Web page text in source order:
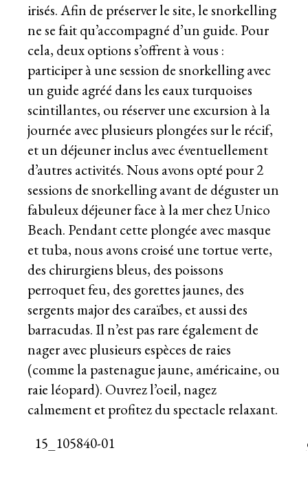
irisés. Afin de préserver le site, le snorkelling
ne se fait qu’accompagné d’un guide. Pour
cela, deux options s’offrent à vous :
participer à une session de snorkelling avec
un guide agréé dans les eaux turquoises
scintillantes, ou réserver une excursion à la
journée avec plusieurs plongées sur le récif,
et un déjeuner inclus avec éventuellement
d’autres activités. Nous avons opté pour 2
sessions de snorkelling avant de déguster un
fabuleux déjeuner face à la mer chez Unico
Beach. Pendant cette plongée avec masque
et tuba, nous avons croisé une tortue verte,
des chirurgiens bleus, des poissons
perroquet feu, des gorettes jaunes, des
sergents major des caraïbes, et aussi des
barracudas. Il n’est pas rare également de
nager avec plusieurs espèces de raies
(comme la pastenague jaune, américaine, ou
raie léopard). Ouvrez l’oeil, nagez
calmement et profitez du spectacle relaxant.